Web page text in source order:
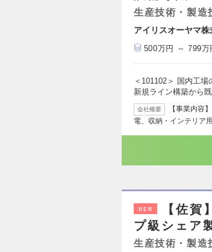
生産技術・製造
アイリスオーヤマ株
500万円 ～ 799万
＜101102＞ 国内工
新規ライン構築から
会社概要
【事業内容
電、収納・インテリア
NEW
【佐
プ級シェア
生産技術・製造